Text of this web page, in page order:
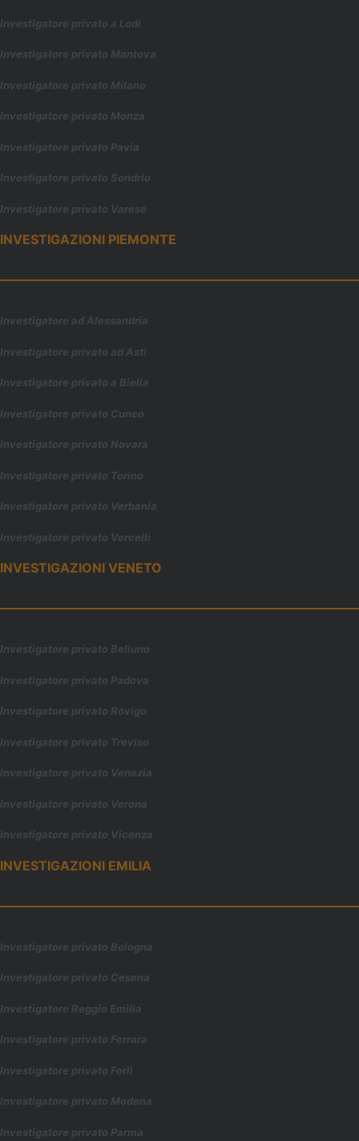
Investigatore privato a Lodi
Investigatore privato Mantova
Investigatore privato Milano
Investigatore privato Monza
Investigatore privato Pavia
Investigatore privato Sondrio
Investigatore privato Varese
INVESTIGAZIONI PIEMONTE
Investigatore ad Alessandria
Investigatore privato ad Asti
Investigatore privato a Biella
Investigatore privato Cuneo
Investigatore privato Novara
Investigatore privato Torino
Investigatore privato Verbania
Investigatore privato Vercelli
INVESTIGAZIONI VENETO
Investigatore privato Belluno
Investigatore privato Padova
Investigatore privato Rovigo
Investigatore privato Treviso
Investigatore privato Venezia
Investigatore privato Verona
Investigatore privato Vicenza
INVESTIGAZIONI EMILIA
Investigatore privato Bologna
Investigatore privato Cesena
Investigatore Reggio Emilia
Investigatore privato Ferrara
Investigatore privato Forlì
Investigatore privato Modena
Investigatore privato Parma